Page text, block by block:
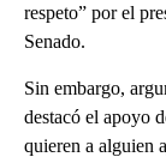
respeto” por el
Senado.
Sin embargo,
destacó el apoyo
quieren a alguien